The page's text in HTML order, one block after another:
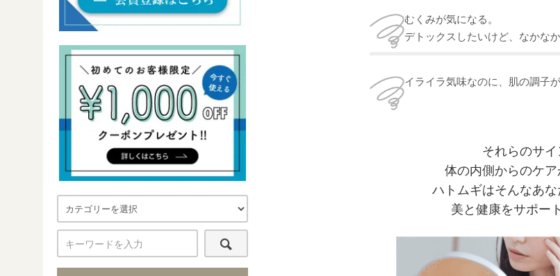
むくみが気になる。
デトックスしたいけど、なかなか
イライラ気味なのに、肌の調子
それらのサ
体の内側からのケア
ハトムギはそんなあな
美と健康をサポー